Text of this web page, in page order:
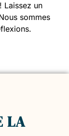
Laissez un
sommes
LA